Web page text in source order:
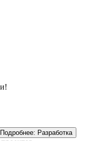
Подробнее: Разработка